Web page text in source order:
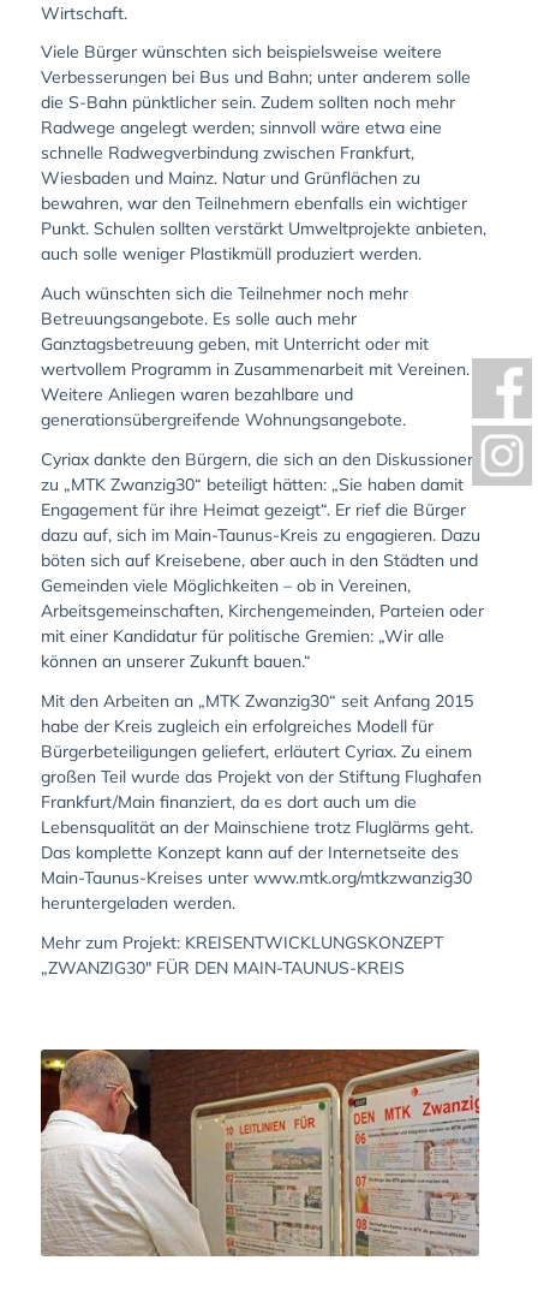
Wirtschaft.
Viele Bürger wünschten sich beispielsweise weitere
Verbesserungen bei Bus und Bahn; unter anderem solle
die S-Bahn pünktlicher sein. Zudem sollten noch mehr
Radwege angelegt werden; sinnvoll wäre etwa eine
schnelle Radwegverbindung zwischen Frankfurt,
Wiesbaden und Mainz. Natur und Grünflächen zu
bewahren, war den Teilnehmern ebenfalls ein wichtiger
Punkt. Schulen sollten verstärkt Umweltprojekte anbieten,
auch solle weniger Plastikmüll produziert werden.
Auch wünschten sich die Teilnehmer noch mehr
Betreuungsangebote. Es solle auch mehr
Ganztagsbetreuung geben, mit Unterricht oder mit
wertvollem Programm in Zusammenarbeit mit Vereinen.
Weitere Anliegen waren bezahlbare und
generationsübergreifende Wohnungsangebote.
Cyriax dankte den Bürgern, die sich an den Diskussionen
zu „MTK Zwanzig30“ beteiligt hätten: „Sie haben damit
Engagement für ihre Heimat gezeigt“. Er rief die Bürger
dazu auf, sich im Main-Taunus-Kreis zu engagieren. Dazu
böten sich auf Kreisebene, aber auch in den Städten und
Gemeinden viele Möglichkeiten – ob in Vereinen,
Arbeitsgemeinschaften, Kirchengemeinden, Parteien oder
mit einer Kandidatur für politische Gremien: „Wir alle
können an unserer Zukunft bauen.“
Mit den Arbeiten an „MTK Zwanzig30“ seit Anfang 2015
habe der Kreis zugleich ein erfolgreiches Modell für
Bürgerbeteiligungen geliefert, erläutert Cyriax. Zu einem
großen Teil wurde das Projekt von der Stiftung Flughafen
Frankfurt/Main finanziert, da es dort auch um die
Lebensqualität an der Mainschiene trotz Fluglärms geht.
Das komplette Konzept kann auf der Internetseite des
Main-Taunus-Kreises unter www.mtk.org/mtkzwanzig30
heruntergeladen werden.
Mehr zum Projekt: KREISENTWICKLUNGSKONZEPT
„ZWANZIG30″ FÜR DEN MAIN-TAUNUS-KREIS